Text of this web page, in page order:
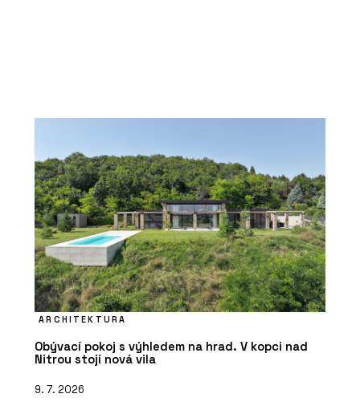
ARCHITEKTURA
Obývací pokoj s výhledem na hrad. V kopci nad
Nitrou stojí nová vila
9. 7. 2026